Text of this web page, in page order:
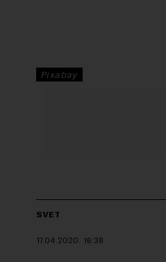
Pixabay
SVET
17.04.2020. 16:38